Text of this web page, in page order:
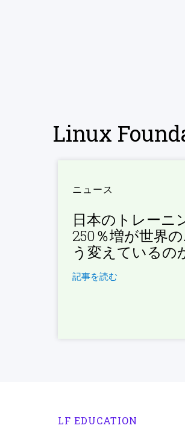
Linux
ニュース
日本のトレーニ
250％増が世界
う変えているの
記事を読む
LF EDUCATION